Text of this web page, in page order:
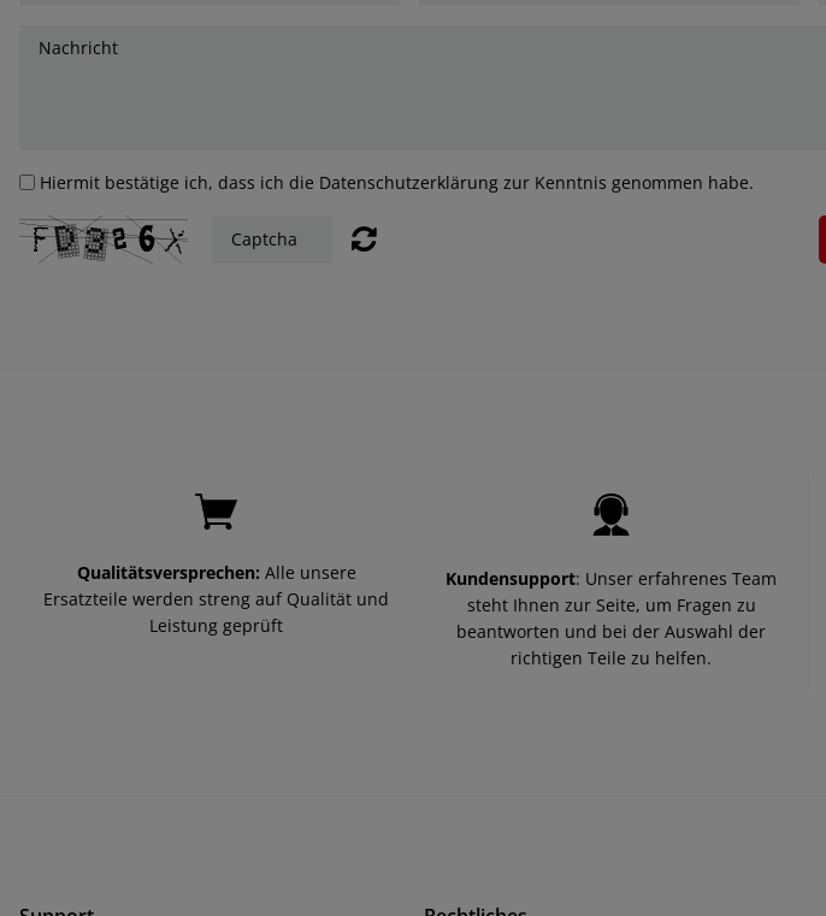
Hiermit bestätige ich, dass ich die Datenschutzerklärung zur Kenntnis genommen habe.
Qualitätsversprechen: Alle unsere
Ersatzteile werden streng auf Qualität und
Leistung geprüft
Kundensupport: Unser erfahrenes Team
steht Ihnen zur Seite, um Fragen zu
beantworten und bei der Auswahl der
richtigen Teile zu helfen.